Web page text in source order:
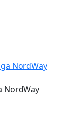
NordWay